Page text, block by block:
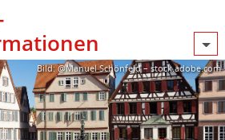
Bild: @Manuel Schönfeld – stock.adobe.com